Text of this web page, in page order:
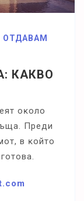
ОТДАВАМ
КАКВО
oĸoлo
Πpeди
в ĸoйтo